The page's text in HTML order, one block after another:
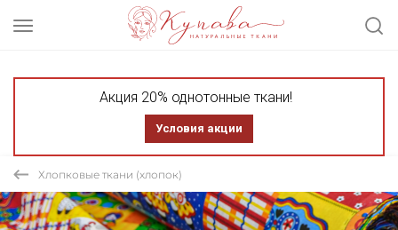
Акция 20% однотонные ткани!
Условия акции
Хлопковые ткани (хлопок)